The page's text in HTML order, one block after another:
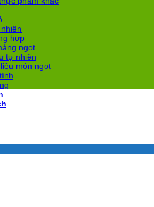
hợp
ngọt
tự nhiên
món ngọt